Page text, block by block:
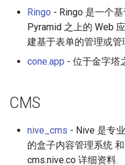
Ringo - Ringo 是一个
Pyramid 之上的 Web
建基于表单的管理或管
cone.app - 位于金字塔
CMS
nive_cms - Nive 是专
的盒子内容管理系统
cms.nive.co 详细资料.